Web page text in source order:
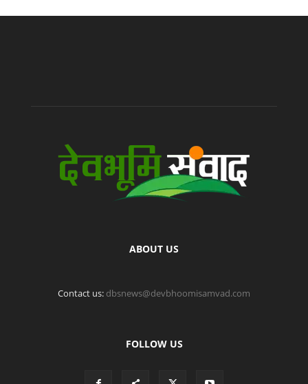
ABOUT US
Contact us: dbsnews@devbhoomisamvad.com
FOLLOW US